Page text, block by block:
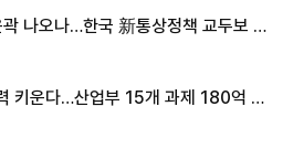
나오나…한국 新통상정책 교두보 활
키운다…산업부 15개 과제 180억 지